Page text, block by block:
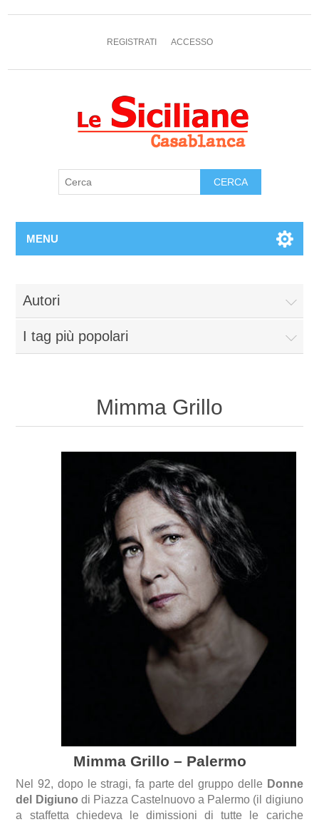
REGISTRATI ACCESSO
MENU
Autori
I tag più popolari
Mimma Grillo
Mimma Grillo – Palermo
Nel 92, dopo le stragi, fa parte del gruppo delle Donne
del Digiuno di Piazza Castelnuovo a Palermo (il digiuno
a staffetta chiedeva le dimissioni di tutte le cariche